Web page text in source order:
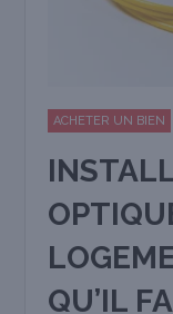
ACHETER UN BIEN
QU’IL